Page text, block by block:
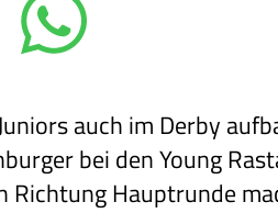
auch im Derby
bei den Young
Hauptrunde